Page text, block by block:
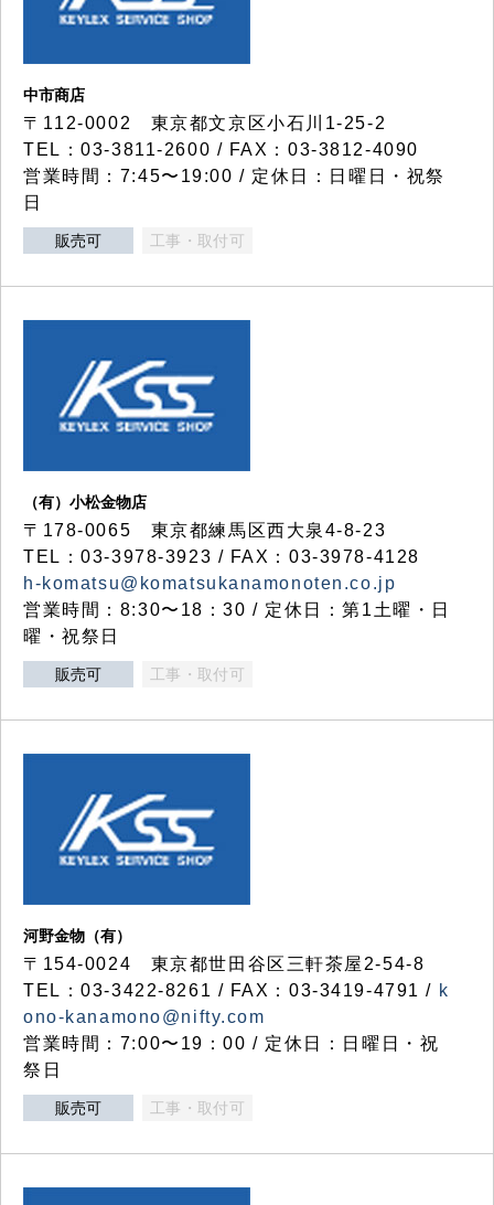
中市商店
〒112-0002 東京都文京区小石川1-25-2
TEL：03-3811-2600 / FAX：03-3812-4090
営業時間：7:45〜19:00 / 定休日：日曜日・祝祭
日
販売可 工事・取付可
（有）小松金物店
〒178-0065 東京都練馬区西大泉4-8-23
TEL：03-3978-3923 / FAX：03-3978-4128
h-komatsu@komatsukanamonoten.co.jp
営業時間：8:30〜18：30 / 定休日：第1土曜・日
曜・祝祭日
販売可 工事・取付可
河野金物（有）
〒154-0024 東京都世田谷区三軒茶屋2-54-8
TEL：03-3422-8261 / FAX：03-3419-4791 / k
ono-kanamono@nifty.com
営業時間：7:00〜19：00 / 定休日：日曜日・祝
祭日
販売可 工事・取付可